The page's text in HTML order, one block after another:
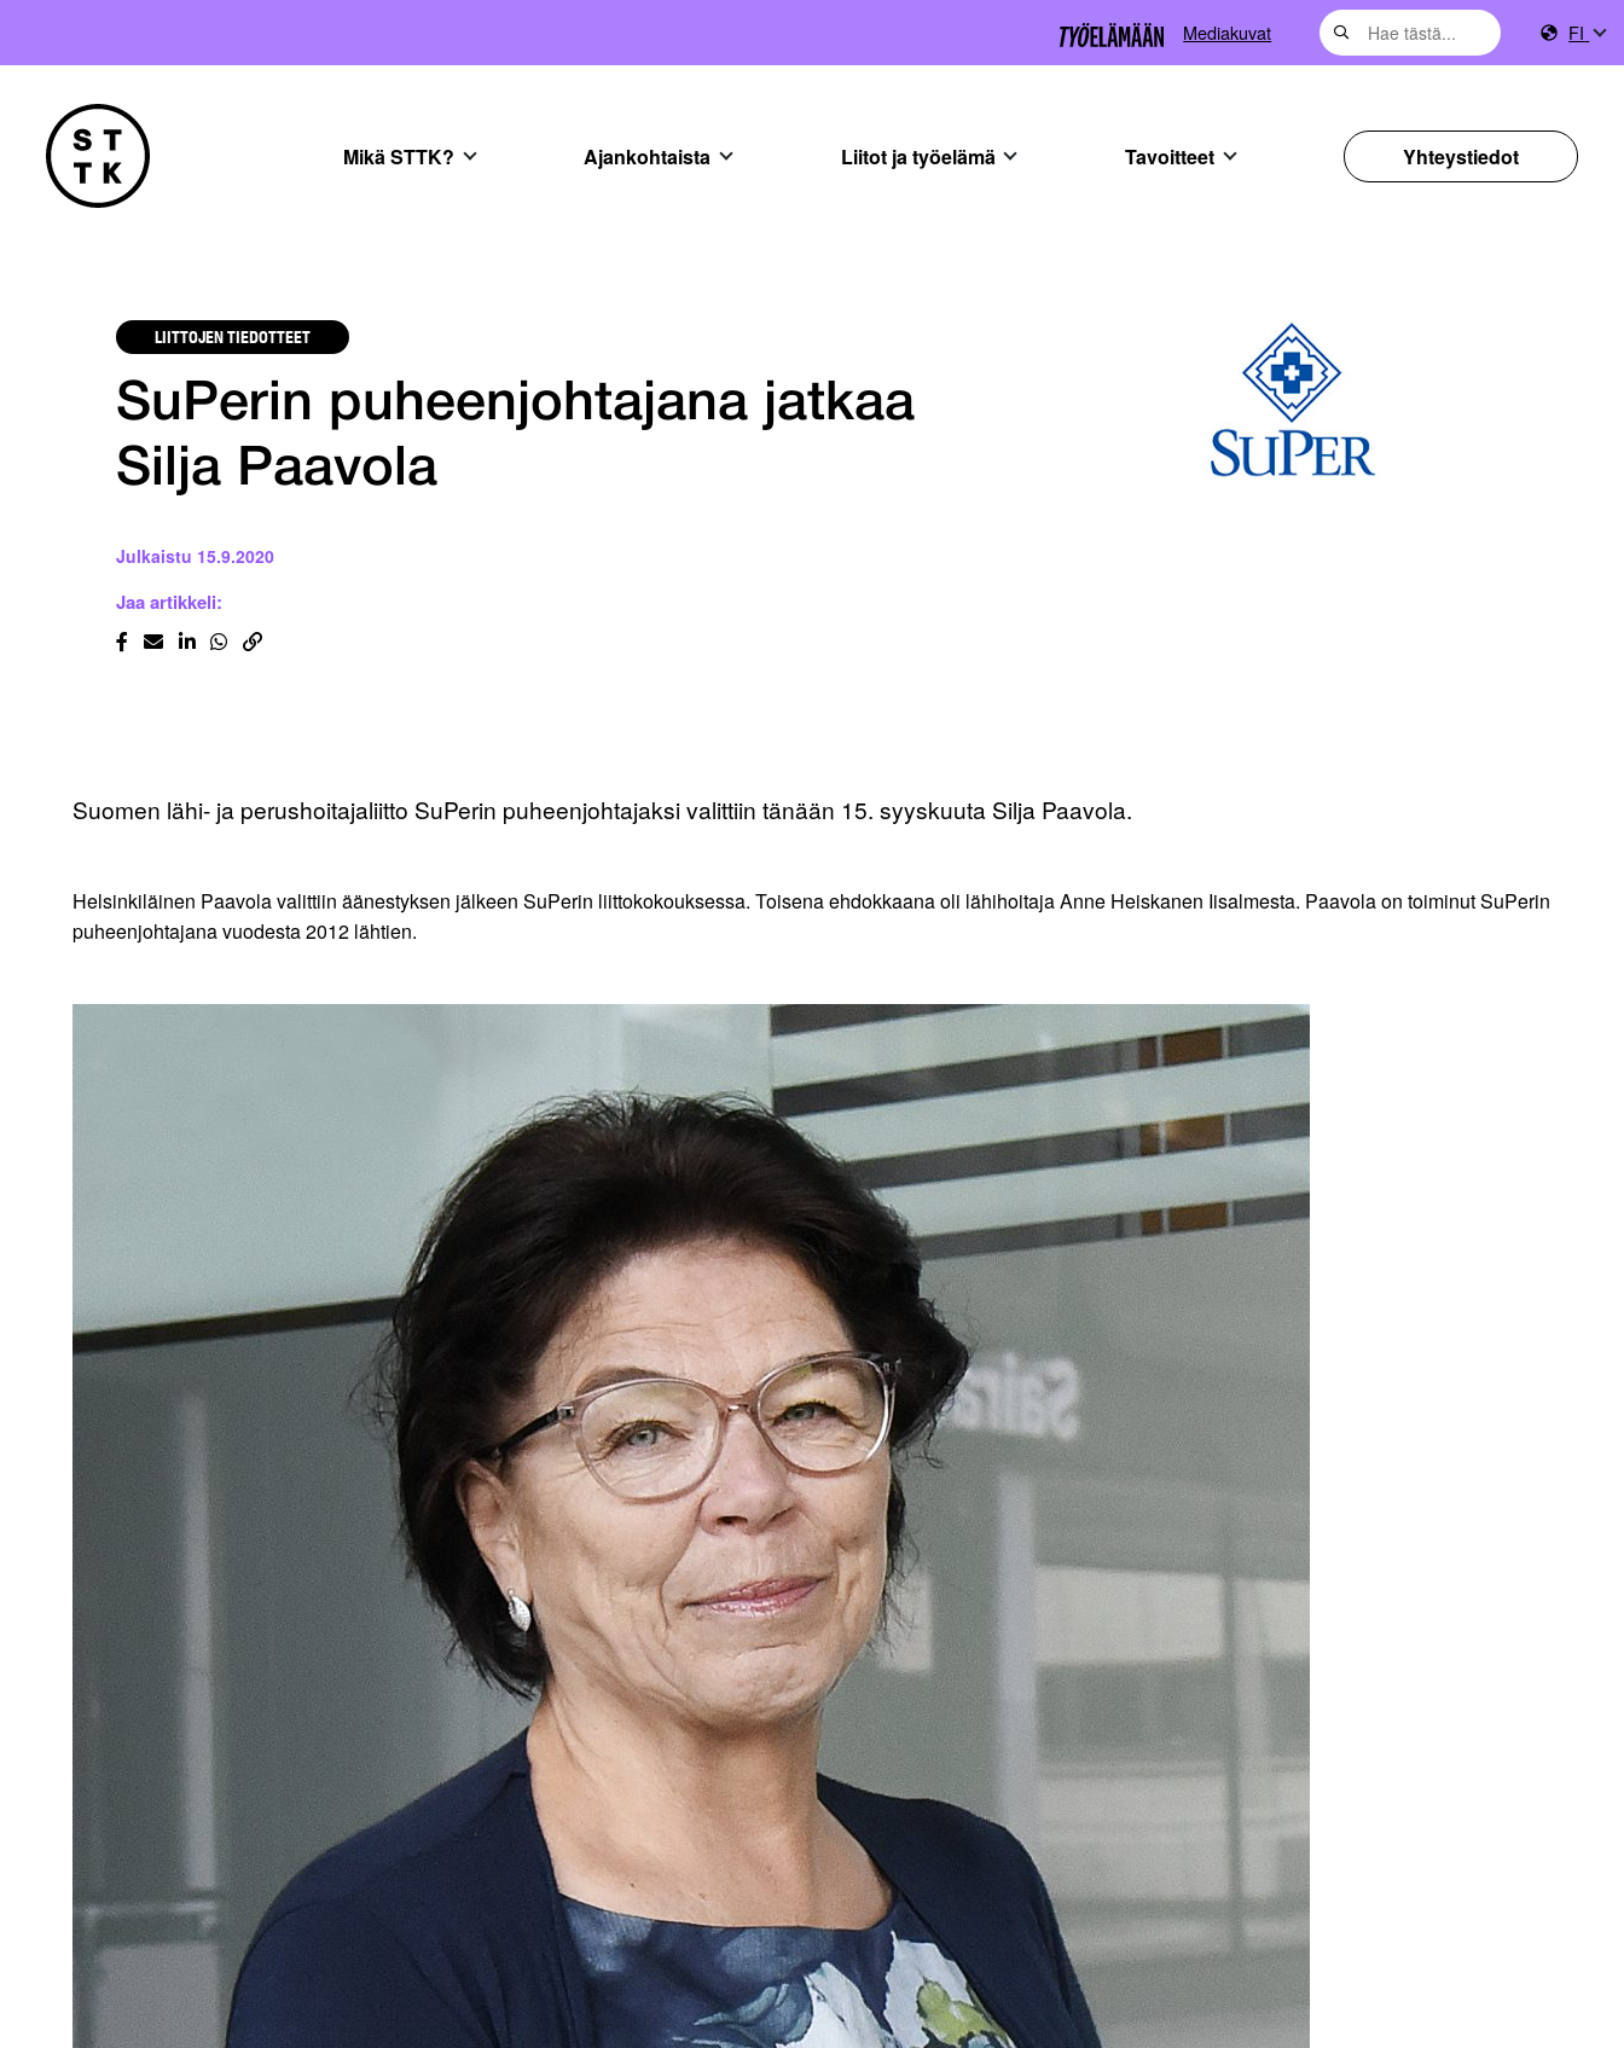
Mediakuvat FI
Mikä STTK? Ajankohtaista Liitot ja työelämä Tavoitteet Yhteystiedot
LIITTOJEN TIEDOTTEET
SuPerin puheenjohtajana jatkaa
Silja Paavola
Julkaistu 15.9.2020
Jaa artikkeli:
Suomen lähi- ja perushoitajaliitto SuPerin puheenjohtajaksi valittiin tänään 15. syyskuuta Silja Paavola.
Helsinkiläinen Paavola valittiin äänestyksen jälkeen SuPerin liittokokouksessa. Toisena ehdokkaana oli lähihoitaja Anne Heiskanen Iisalmesta. Paavola on toiminut SuPerin
puheenjohtajana vuodesta 2012 lähtien.